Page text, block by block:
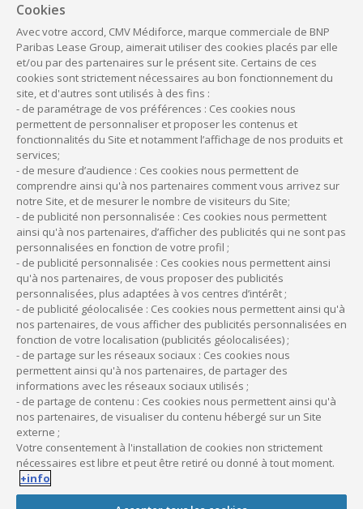
La gestion comptable et fiscale
La tenue de la comptabilité et l’établissement des
déclarations fiscales est souvent très compliquée et très
chronophage. Pour externaliser toute la gestion comptable
et fiscale du cabinet, il y a deux solutions principales : le
recours à un cabinet d’expertise-comptable extérieur, ou aux
services d’une association de gestion agréée.
Le comptable peut prendre en charge la tenue de votre
comptabilité mensuelle, l’établissement ou la révision du
bilan, l’envoi des déclarations fiscales périodiques ou
annuelles… Il peut s’agir d’un prestataire personne physique
ou, comme c’est de plus en plus souvent le cas, d’un service
comptable en ligne. L’avantage de ce service en ligne est un
coût moins élevé (à partir de 60 euros par mois environ).
Attention néanmoins à la qualité du prestataire : il doit être
inscrit à l’Ordre des experts-comptables.
De leur côté, les associations de gestion agréées (AGA)
proposent également des services de tenue de comptabilité
et d’établissement (et d’envoi) des déclarations fiscales, pour
un coût annuel de quelques centaines d’euros seulement.
Vous avez besoin d’être
conseillé ?
Cookies
Avec votre accord, CMV Médiforce, marque commerciale de BNP
Paribas Lease Group, aimerait utiliser des cookies placés par elle
et/ou par des partenaires sur le présent site. Certains de ces
cookies sont strictement nécessaires au bon fonctionnement du
site, et d'autres sont utilisés à des fins :
- de paramétrage de vos préférences : Ces cookies nous
permettent de personnaliser et proposer les contenus et
fonctionnalités du Site et notamment l’affichage de nos produits et
services;
- de mesure d’audience : Ces cookies nous permettent de
comprendre ainsi qu'à nos partenaires comment vous arrivez sur
notre Site, et de mesurer le nombre de visiteurs du Site;
- de publicité non personnalisée : Ces cookies nous permettent
ainsi qu'à nos partenaires, d’afficher des publicités qui ne sont pas
personnalisées en fonction de votre profil ;
- de publicité personnalisée : Ces cookies nous permettent ainsi
qu'à nos partenaires, de vous proposer des publicités
personnalisées, plus adaptées à vos centres d’intérêt ;
- de publicité géolocalisée : Ces cookies nous permettent ainsi qu'à
nos partenaires, de vous afficher des publicités personnalisées en
fonction de votre localisation (publicités géolocalisées) ;
- de partage sur les réseaux sociaux : Ces cookies nous
permettent ainsi qu'à nos partenaires, de partager des
informations avec les réseaux sociaux utilisés ;
- de partage de contenu : Ces cookies nous permettent ainsi qu'à
nos partenaires, de visualiser du contenu hébergé sur un Site
externe ;
Votre consentement à l'installation de cookies non strictement
nécessaires est libre et peut être retiré ou donné à tout moment.
+info